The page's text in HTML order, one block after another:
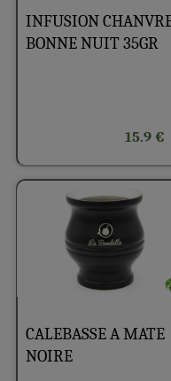
INFUSION
BONNE NUIT 35GR
15.9 €
CALEBASSE A MATE
NOIRE